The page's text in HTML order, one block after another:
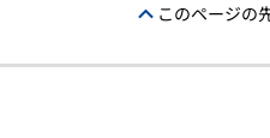
このページの